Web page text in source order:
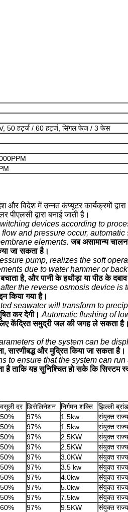
50 हर्ट्ज / 60 हर्ट्ज, सिंगल फेज / 3 फेस
विदेश में उन्नत कंप्यूटर कार्यक्रमों
द्वारा बनाई जाती है।
devices according to
and pressure occur,
elements. जब असामान्य
जा सकता है।
pump, realizes the soft
due to water hammer or
है, और पानी के हथौड़ा या पीठ के
the reverse osmosis device is
किया गया है।
seawater will transform to
कर देगी। Automatic flushing of
केंद्रित समुद्री जल की जगह ले सकता है।
of the system can be
सारणीबद्ध और मुद्रित किया जा सकता है।
to ensure that the system can
ताकि यह सुनिश्चित हो सके कि सिस्टम
वसूली दर डिसेलिनेशन निर्गमन शक्ति झिल्ली ब्रांड
50% 97% 1.5kw संयुक्त
50% 97% 1.5kw संयुक्त
50% 97% 2.5KW संयुक्त
50% 97% 2.5KW संयुक्त
50% 97% 3.0KW संयुक्त
50% 97% 3.5 kw संयुक्त
50% 97% 4.0kw संयुक्त
50% 97% 5.0kw संयुक्त
50% 97% 7.5kw संयुक्त
60% 97% 9.5KW संयुक्त